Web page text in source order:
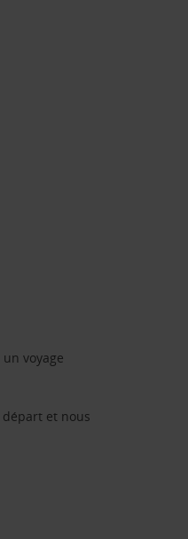
voyage
départ et nous